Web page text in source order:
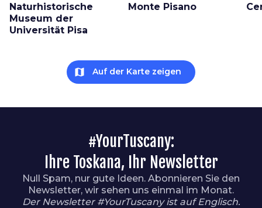
Naturhistorische
Museum der
Universität Pisa
Monte Pisano
map Auf der Karte zeigen
#YourTuscany:
Ihre Toskana, Ihr Newsletter
Null Spam, nur gute Ideen. Abonnieren Sie den
Newsletter, wir sehen uns einmal im Monat.
Der Newsletter #YourTuscany ist auf Englisch.